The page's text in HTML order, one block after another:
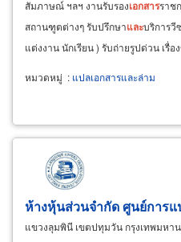
สัมภาษณ์ ฯลฯ งานรับรองเอกสารราช
สถานฑูตต่างๆ รับปรึกษาและบริการวี
แต่งงาน นักเรียน ) รับถ่ายรูปด่วน เรื่
หมวดหมู่ : แปลเอกสารและล่าม
ห้างหุ้นส่วนจำกัด ศูนย์การ
แขวงลุมพินี เขตปทุมวัน กรุงเทพมหา